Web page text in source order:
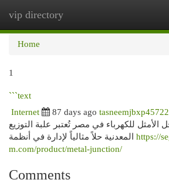
vip directory
Home
1
```text
Internet 87 days ago
الأمثل للكهرباء في مصر تُعتبر علبة التوزيع
https://
m.com/product/metal-junction/
Comments